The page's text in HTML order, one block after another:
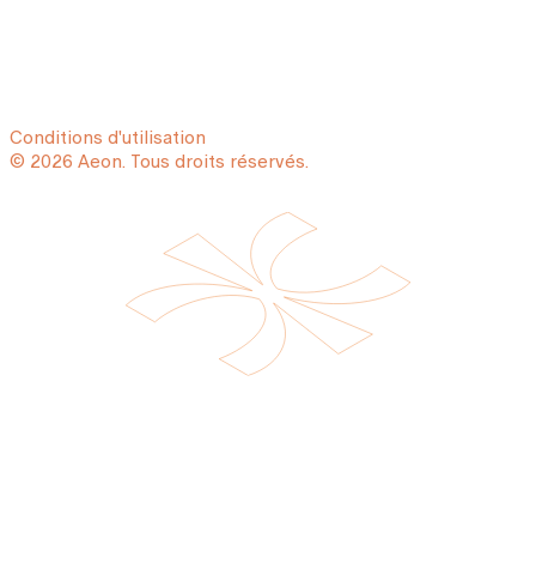
Conditions d'utilisation
© 2026 Aeon. Tous droits réservés.